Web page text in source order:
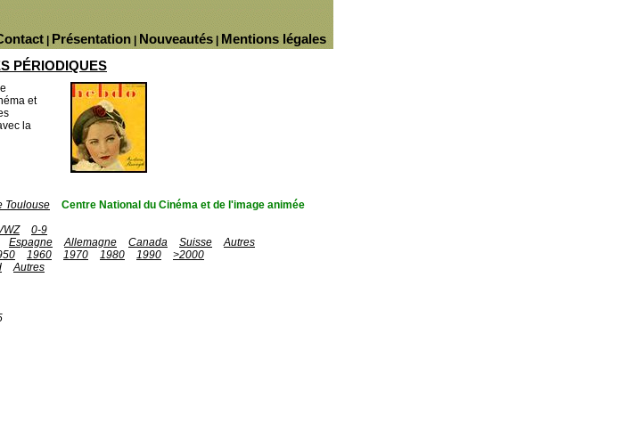
Mentions légales
Nouveautés
Présentation
PÉRIODIQUES
et
la
Toulouse
Centre National du Cinéma et de l'image animée
0-9
Espagne Allemagne Canada Suisse
Autres
1960 1970 1980 1990
>2000
Autres